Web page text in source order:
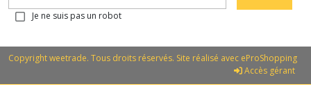
Je ne suis pas un robot
Copyright weetrade. Tous droits réservés. Site réalisé avec eProShopping
Accès gérant